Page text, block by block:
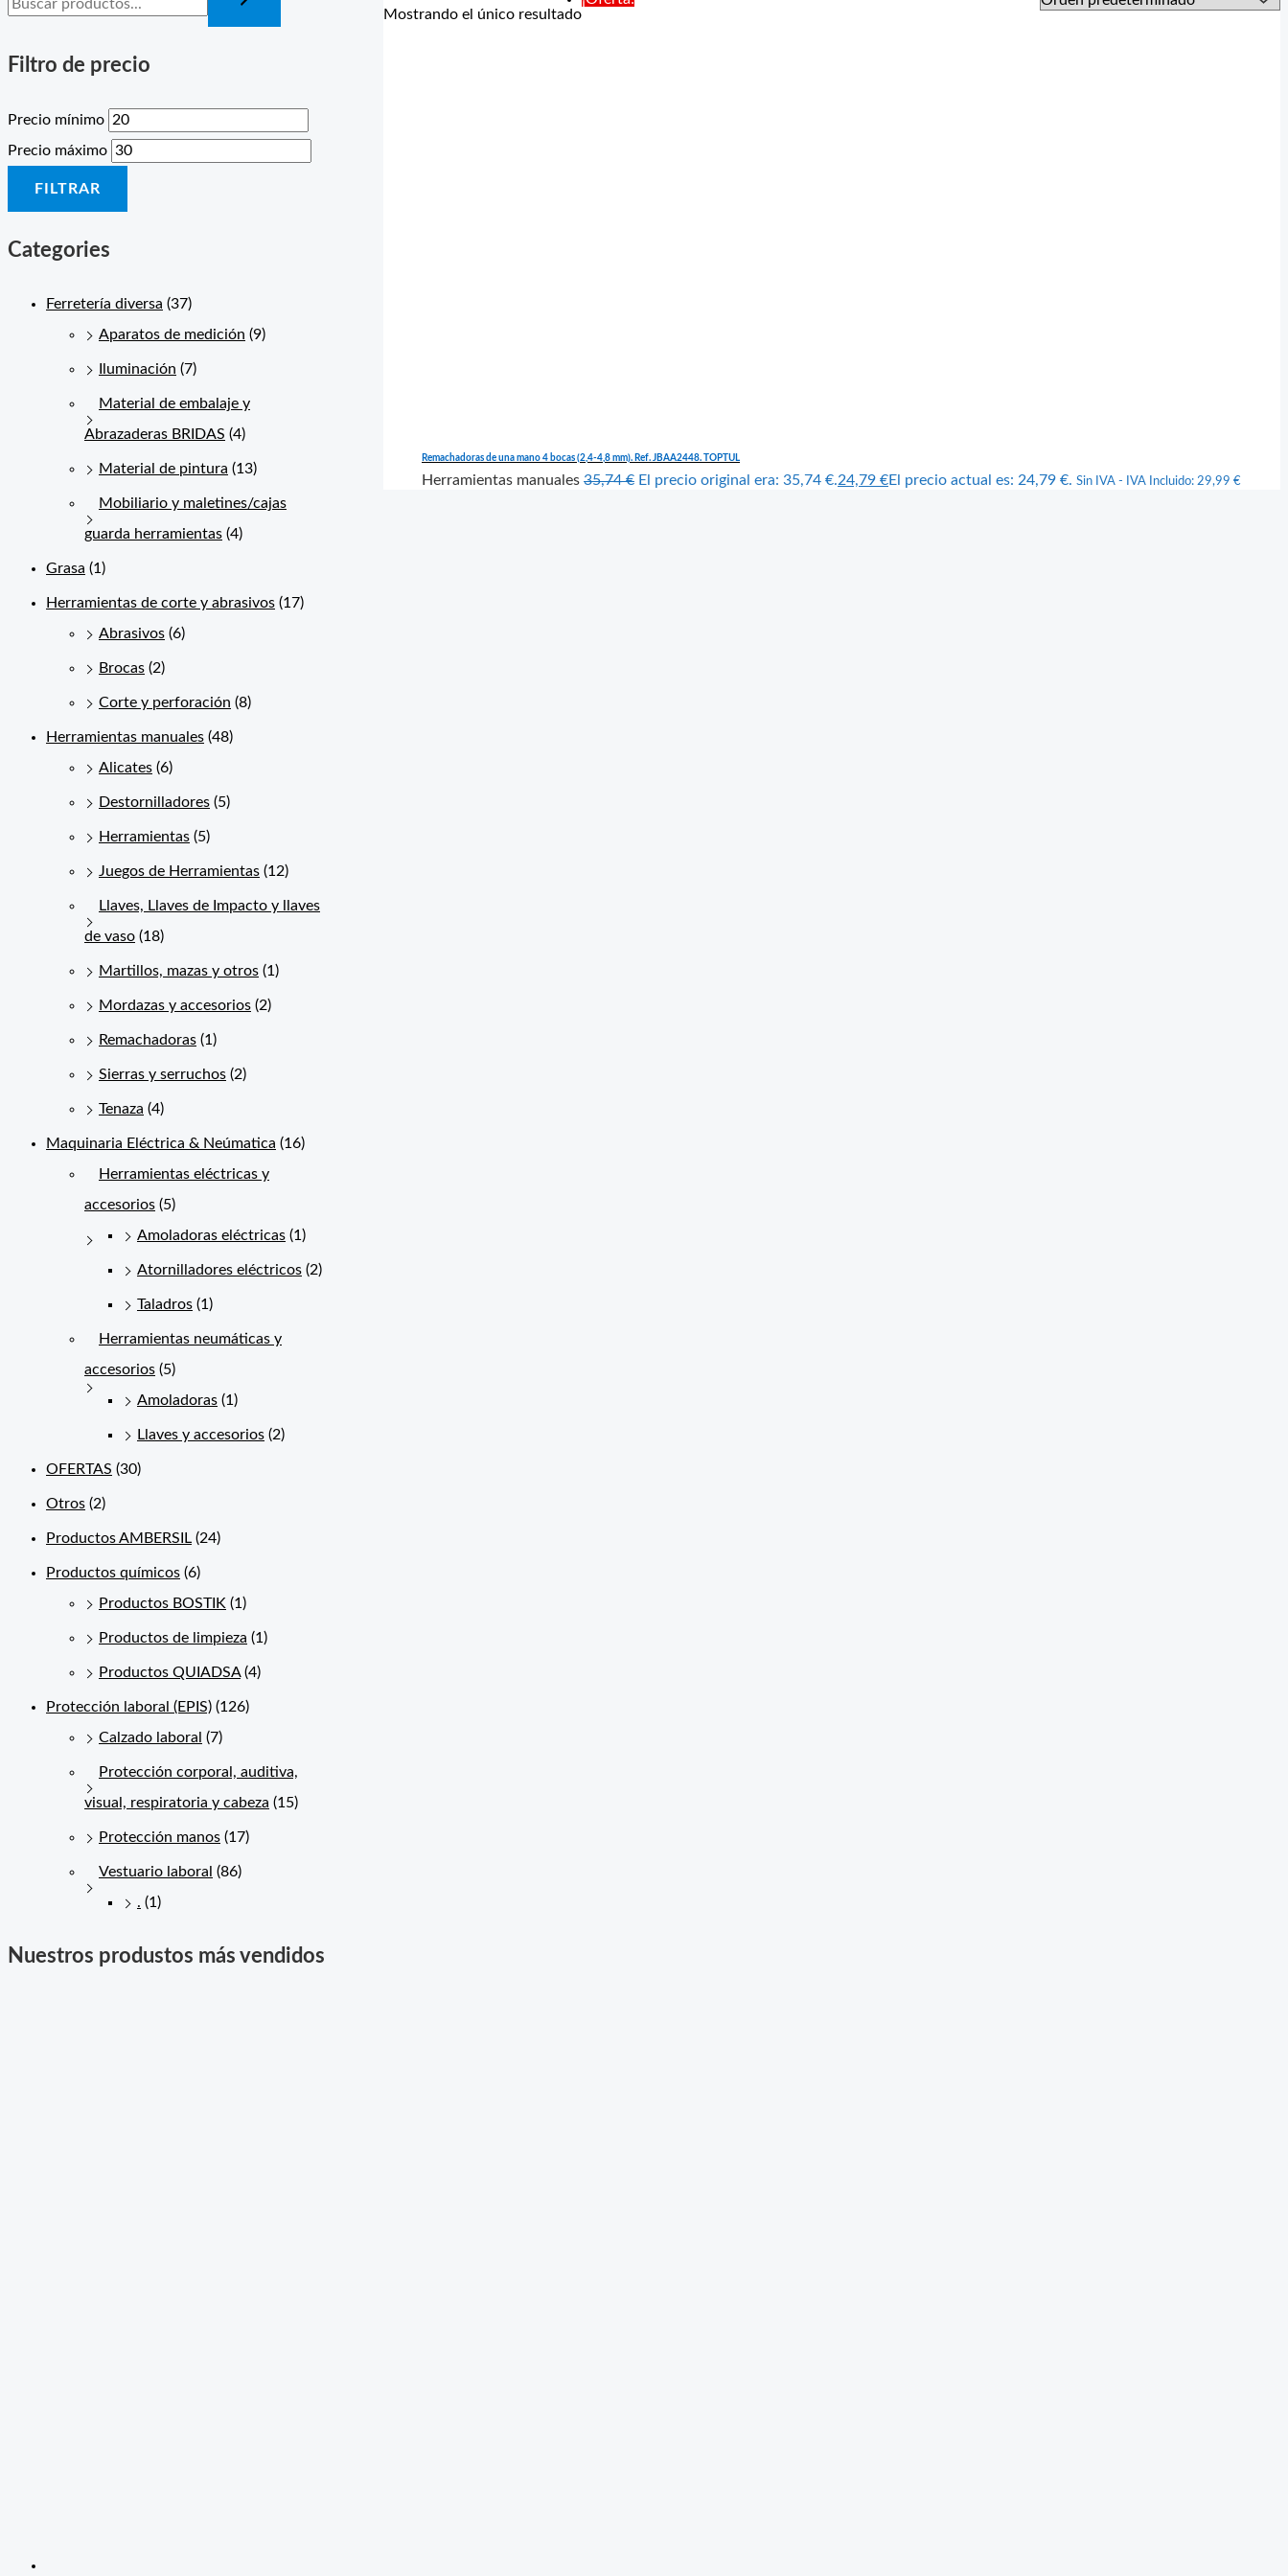
Filtro de precio
Precio mínimo
Precio máximo
FILTRAR
Categories
Ferretería diversa (37)
Aparatos de medición (9)
Iluminación (7)
Material de embalaje y
Abrazaderas BRIDAS (4)
Material de pintura (13)
Mobiliario y maletines/cajas
guarda herramientas (4)
Grasa (1)
Herramientas de corte y abrasivos (17)
Abrasivos (6)
Brocas (2)
Corte y perforación (8)
Herramientas manuales (48)
Alicates (6)
Destornilladores (5)
Herramientas (5)
Juegos de Herramientas (12)
Llaves, Llaves de Impacto y llaves
de vaso (18)
Martillos, mazas y otros (1)
Mordazas y accesorios (2)
Remachadoras (1)
Sierras y serruchos (2)
Tenaza (4)
Maquinaria Eléctrica & Neúmatica (16)
Herramientas eléctricas y
accesorios (5)
Amoladoras eléctricas (1)
Atornilladores eléctricos (2)
Taladros (1)
Herramientas neumáticas y
accesorios (5)
Amoladoras (1)
Llaves y accesorios (2)
OFERTAS (30)
Otros (2)
Productos AMBERSIL (24)
Productos químicos (6)
Productos BOSTIK (1)
Productos de limpieza (1)
Productos QUIADSA (4)
Protección laboral (EPIS) (126)
Calzado laboral (7)
Protección corporal, auditiva,
visual, respiratoria y cabeza (15)
Protección manos (17)
Vestuario laboral (86)
. (1)
Nuestros produstos más vendidos
Mostrando el único resultado
Remachadoras de una mano 4 bocas (2,4-4,8 mm). Ref. JBAA2448. TOPTUL
Herramientas manuales 35,74€ El precio original era: 35,74 €.24,79 €El precio actual es: 24,79 €. Sin IVA - IVA Incluido: 29,99 €